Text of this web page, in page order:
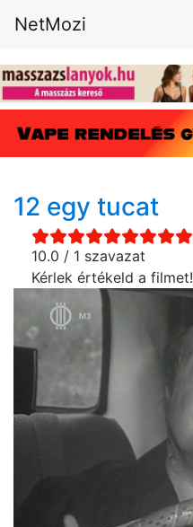
NetMozi
12 egy tucat
10.0 / 1 szavazat
Kérlek értékeld a filmet!